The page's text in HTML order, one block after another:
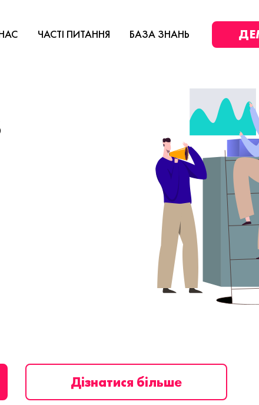
ЧАСТІ ПИТАННЯ БАЗА ЗНАНЬ
Дізнатися більше